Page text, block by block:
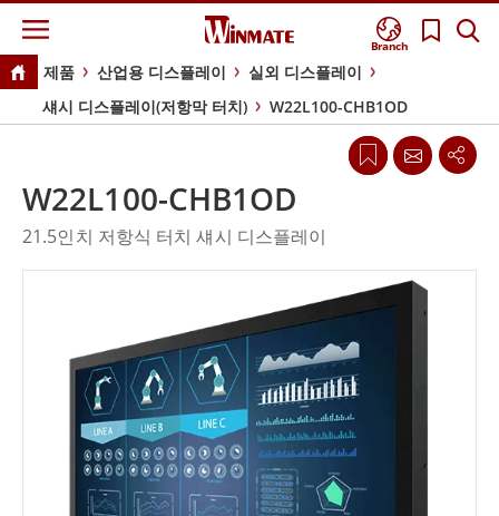
Branch
제품 산업용 디스플레이
실외 디스플레이
섀시 디스플레이(저항막 터치)
W22L100-CHB1OD
W22L100-CHB1OD
21.5인치 저항식 터치 섀시 디스플레이